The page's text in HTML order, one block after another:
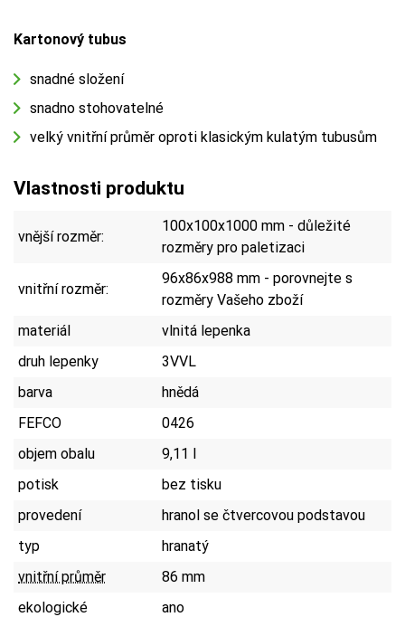
Kartonový tubus
snadné složení
snadno stohovatelné
velký vnitřní průměr oproti klasickým kulatým tubusům
Vlastnosti produktu
vnější rozměr:
100x100x1000 mm - důležité
rozměry pro paletizaci
vnitřní rozměr:
96x86x988 mm - porovnejte s
rozměry Vašeho zboží
materiál
vlnitá lepenka
druh lepenky
3VVL
barva
hnědá
FEFCO
0426
objem obalu
9,11 l
potisk
bez tisku
provedení
hranol se čtvercovou podstavou
typ
hranatý
vnitřní průměr
86 mm
ekologické
ano